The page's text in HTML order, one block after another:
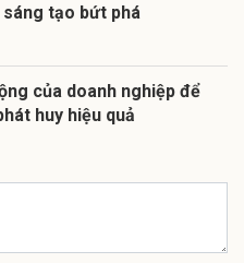
tạo bứt phá
của doanh nghiệp để
huy hiệu quả